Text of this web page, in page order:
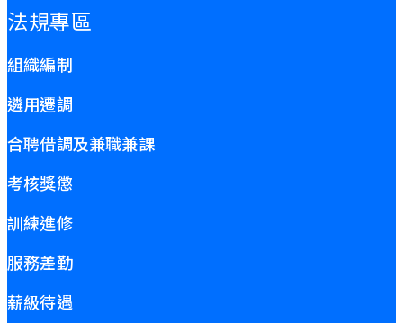
法規專區
組織編制
遴用遷調
合聘借調及兼職兼課
考核獎懲
訓練進修
服務差勤
薪級待遇